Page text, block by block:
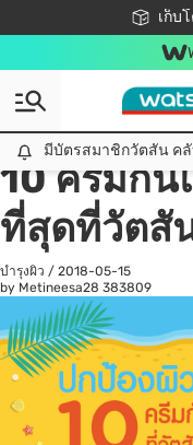
เก็บ
ชอปออนไ
ส
มีบัตรสมาชิกวัตสัน ค
All
ดูแลสุขภาพ
10 ครีมกั
ที่สุดที่วัตสั
บำรุงผิว / 2018-05-15
by Metineesa28 383809